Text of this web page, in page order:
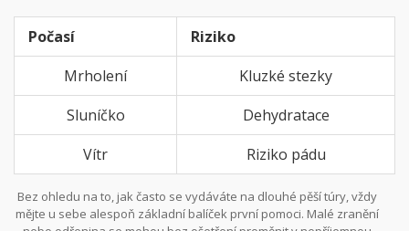
schodištích.
Počasí
Riziko
Mrholení
Kluzké stezky
Sluníčko
Dehydratace
Vítr
Riziko pádu
Bez ohledu na to, jak často se vydáváte na dlouhé pěší túry, vždy
mějte u sebe alespoň základní balíček první pomoci. Malé zranění